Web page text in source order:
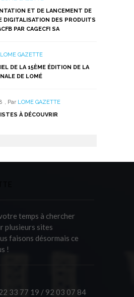
ET DE LANCEMENT DE
DIGITALISATION DES PRODUITS
PAR CAGECFI SA
LOME GAZETTE
DE LA 15ÈME ÉDITION DE LA
DE LOMÉ
, Par LOME GAZETTE
À DÉCOUVRIR
temps à chercher
plusieurs sites
faisons désormais ce
!
33 77 19 / 92 03 07 84